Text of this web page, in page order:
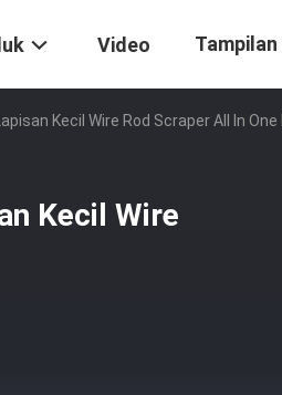
Video Tampilan
Kecil Wire Rod Scraper All In
Kecil Wire